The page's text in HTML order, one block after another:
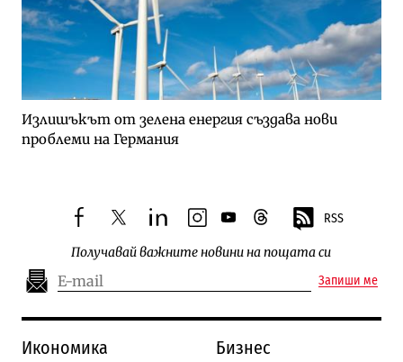
Излишъкът от зелена енергия създава нови
проблеми на Германия
facebooktwitterlinkedininstagram
youtubethreads RSS
Получавай важните новини на пощата си
Запиши ме
Икономика
Бизнес